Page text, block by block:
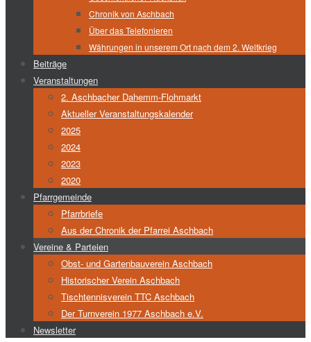
Chronik von Aschbach
Über das Telefonieren
Währungen in unserem Ort nach dem 2. Weltkrieg
Beiträge
Veranstaltungen
2. Aschbacher Dahemm-Flohmarkt
Aktueller Veranstaltungskalender
2025
2024
2023
2020
Pfarrgemeinde
Pfarrbriefe
Aus der Chronik der Pfarrei Aschbach
Vereine & Parteien
Obst- und Gartenbauverein Aschbach
Historischer Verein Aschbach
Tischtennisverein TTC Aschbach
Der Turnverein 1977 Aschbach e.V.
Newsletter